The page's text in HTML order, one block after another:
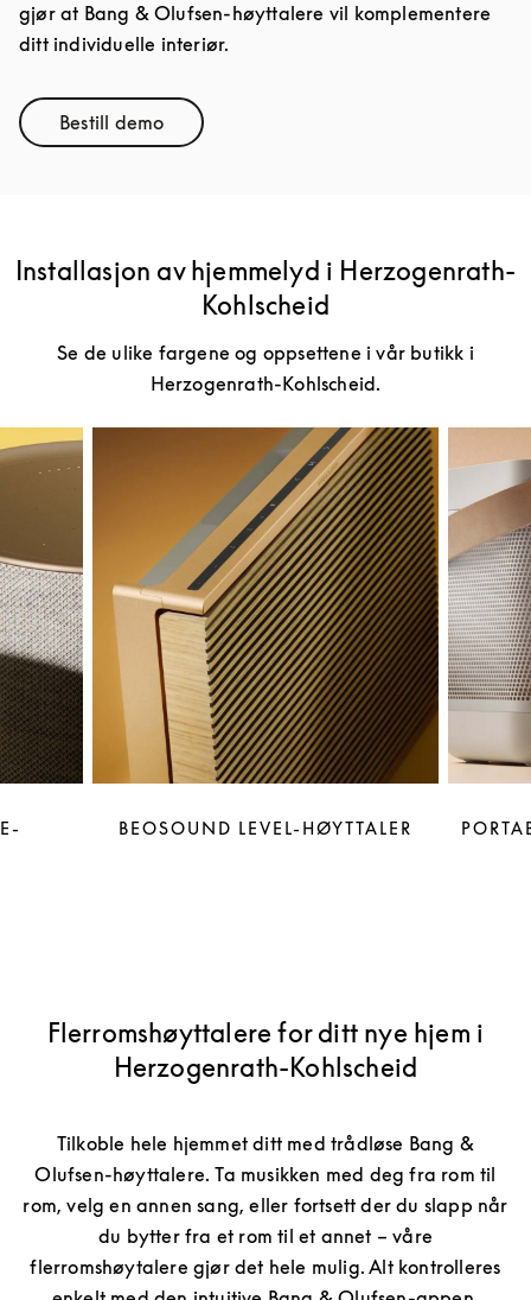
gjør at Bang & Olufsen-høyttalere vil komplementere
ditt individuelle interiør.
Bestill demoLink Opens in New Tab
Installasjon av hjemmelyd i Herzogenrath-
Kohlscheid
Se de ulike fargene og oppsettene i vår butikk i
Herzogenrath-Kohlscheid.
BEOSOUND LEVEL-HØYTTALER
Flerromshøyttalere for ditt nye hjem i
Herzogenrath-Kohlscheid
Tilkoble hele hjemmet ditt med trådløse Bang &
Olufsen-høyttalere. Ta musikken med deg fra rom til
rom, velg en annen sang, eller fortsett der du slapp når
du bytter fra et rom til et annet – våre
flerromshøytalere gjør det hele mulig. Alt kontrolleres